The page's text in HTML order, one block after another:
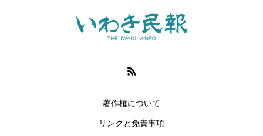
著作権について
リンクと免責事項